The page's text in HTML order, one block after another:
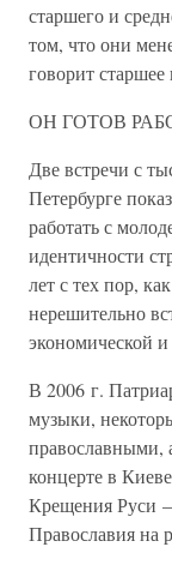
старшего и
том, что они
говорит старшее
ОН ГОТОВ
Две встречи с
Петербурге
работать с
идентичности
лет с тех пор,
нерешительно
экономической
В 2006 г.
музыки,
православными,
концерте в
Крещения Руси
Православия на